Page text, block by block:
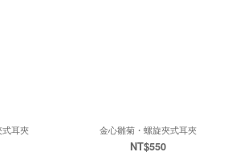
耳夾 金心雛菊・螺旋夾式耳夾
NT$550